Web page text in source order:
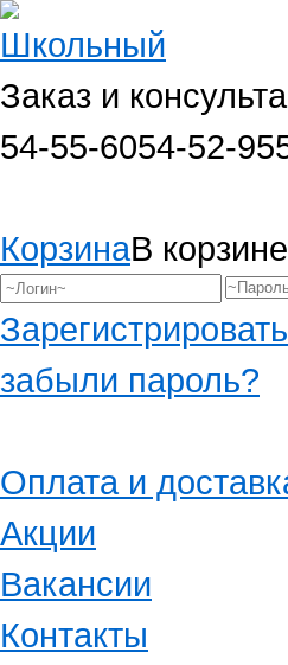
Заказ и
54-55-6054-52-95
КорзинаВ
забыли пароль?
Оплата и
Акции
Вакансии
Контакты